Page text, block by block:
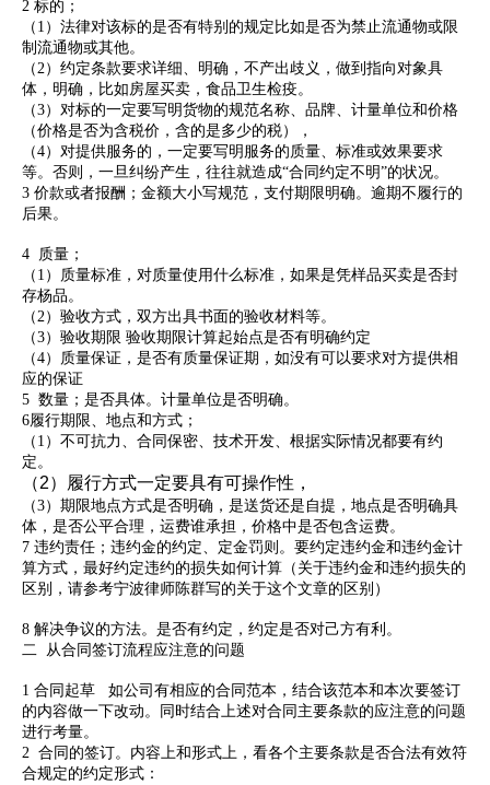
2 标的；
（1）法律对该标的是否有特别的规定比如是否为禁止流通物或限
制流通物或其他。
（2）约定条款要求详细、明确，不产出歧义，做到指向对象具
体，明确，比如房屋买卖，食品卫生检疫。
（3）对标的一定要写明货物的规范名称、品牌、计量单位和价格
（价格是否为含税价，含的是多少的税），
（4）对提供服务的，一定要写明服务的质量、标准或效果要求
等。否则，一旦纠纷产生，往往就造成“合同约定不明”的状况。
3 价款或者报酬；金额大小写规范，支付期限明确。逾期不履行的
后果。
4 质量；
（1）质量标准，对质量使用什么标准，如果是凭样品买卖是否封
存杨品。
（2）验收方式，双方出具书面的验收材料等。
（3）验收期限 验收期限计算起始点是否有明确约定
（4）质量保证，是否有质量保证期，如没有可以要求对方提供相
应的保证
5 数量；是否具体。计量单位是否明确。
6履行期限、地点和方式；
（1）不可抗力、合同保密、技术开发、根据实际情况都要有约
定。
（2）履行方式一定要具有可操作性，
（3）期限地点方式是否明确，是送货还是自提，地点是否明确具
体，是否公平合理，运费谁承担，价格中是否包含运费。
7 违约责任；违约金的约定、定金罚则。要约定违约金和违约金计
算方式，最好约定违约的损失如何计算（关于违约金和违约损失的
区别，请参考宁波律师陈群写的关于这个文章的区别）
8 解决争议的方法。是否有约定，约定是否对己方有利。
二 从合同签订流程应注意的问题
1 合同起草 如公司有相应的合同范本，结合该范本和本次要签订
的内容做一下改动。同时结合上述对合同主要条款的应注意的问题
进行考量。
2 合同的签订。内容上和形式上，看各个主要条款是否合法有效符
合规定的约定形式：